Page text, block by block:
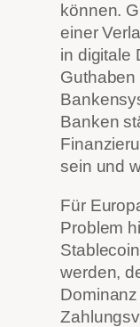
können.
einer
in digitale
Banken
sein und
Für
Problem
werden,